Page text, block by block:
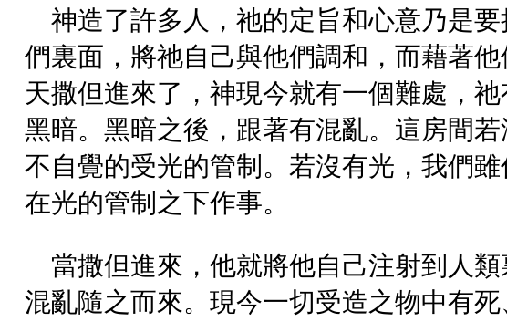
神造了許多人，祂的定旨和心意乃是
們裏面，將祂自己與他們調和，而藉著
天撒但進來了，神現今就有一個難處，
黑暗。黑暗之後，跟著有混亂。這房間
不自覺的受光的管制。若沒有光，我們
在光的管制之下作事。
當撒但進來，他就將他自己注射到人
混亂隨之而來。現今一切受造之物中有